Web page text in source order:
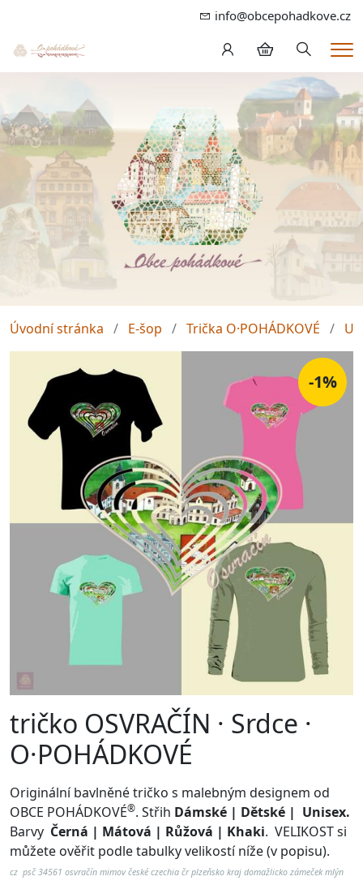
info@obcepohadkove.cz
Hledání
Úvodní stránka E-šop Trička O·POHÁDKOVÉ
-1%
tričko OSVRAČÍN · Srdce ·
O·POHÁDKOVÉ
Originální bavlněné tričko s malebným designem od
OBCE POHÁDKOVÉ®. Střih Dámské | Dětské | Unisex.
Barvy Černá | Mátová | Růžová | Khaki. VELIKOST si
můžete ověřit podle tabulky velikostí níže (v popisu).
cz psč 34561 osvračín mimov české czechia čr plzeňsko kraj domažlicko zámeček mlýn